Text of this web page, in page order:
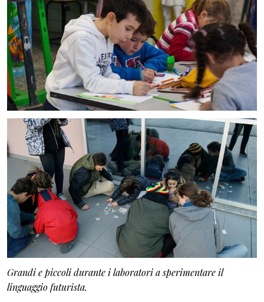
Grandi e piccoli durante i laboratori a sperimentare il
linguaggio futurista.